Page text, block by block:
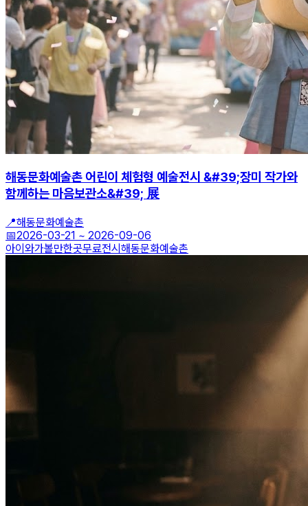
해동문화예술촌 어린이 체험형 예술전시 &#39;장미 작가와
함께하는 마음보관소&#39; 展
📍해동문화예술촌
📅2026-03-21 ~ 2026-09-06
아이와가볼만한곳무료전시 해동문화예술촌